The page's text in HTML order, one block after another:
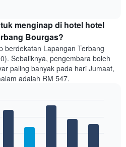
menginap di hotel hotel
Bourgas?
berdekatan Lapangan Terbang
Sebaliknya, pengembara boleh
paling banyak pada hari Jumaat,
adalah RM 547.